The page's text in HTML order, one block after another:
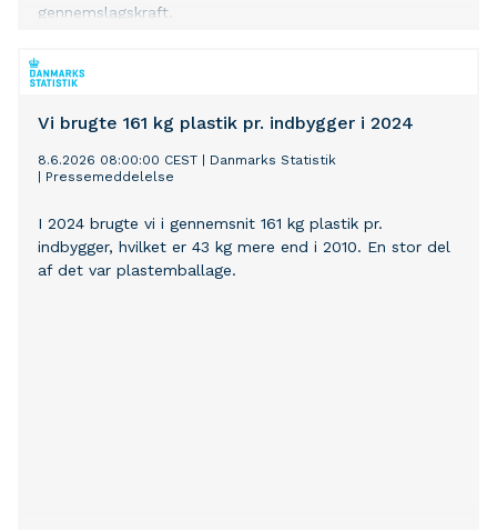
gennemslagskraft.
Vi brugte 161 kg plastik pr. indbygger i 2024
8.6.2026 08:00:00 CEST
Danmarks Statistik
Pressemeddelelse
I 2024 brugte vi i gennemsnit 161 kg plastik pr.
indbygger, hvilket er 43 kg mere end i 2010. En stor del
af det var plastemballage.